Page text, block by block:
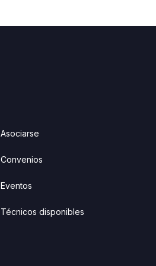
Asociarse
Convenios
Eventos
Técnicos disponibles